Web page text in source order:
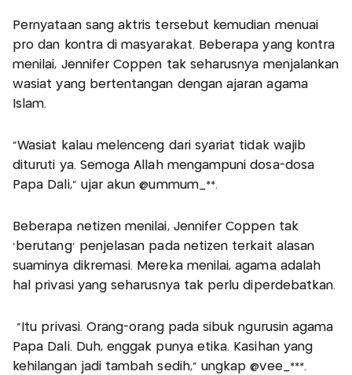
Pernyataan sang aktris tersebut kemudian menuai
pro dan kontra di masyarakat. Beberapa yang kontra
menilai, Jennifer Coppen tak seharusnya menjalankan
wasiat yang bertentangan dengan ajaran agama
Islam.
“Wasiat kalau melenceng dari syariat tidak wajib
dituruti ya. Semoga Allah mengampuni dosa-dosa
Papa Dali,” ujar akun @ummum_**.
Beberapa netizen menilai, Jennifer Coppen tak
‘berutang’ penjelasan pada netizen terkait alasan
suaminya dikremasi. Mereka menilai, agama adalah
hal privasi yang seharusnya tak perlu diperdebatkan.
“Itu privasi. Orang-orang pada sibuk ngurusin agama
Papa Dali. Duh, enggak punya etika. Kasihan yang
kehilangan jadi tambah sedih,” ungkap @vee_***.